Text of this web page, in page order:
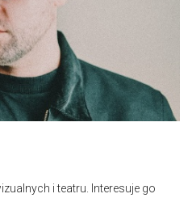
i teatru. Interesuje go